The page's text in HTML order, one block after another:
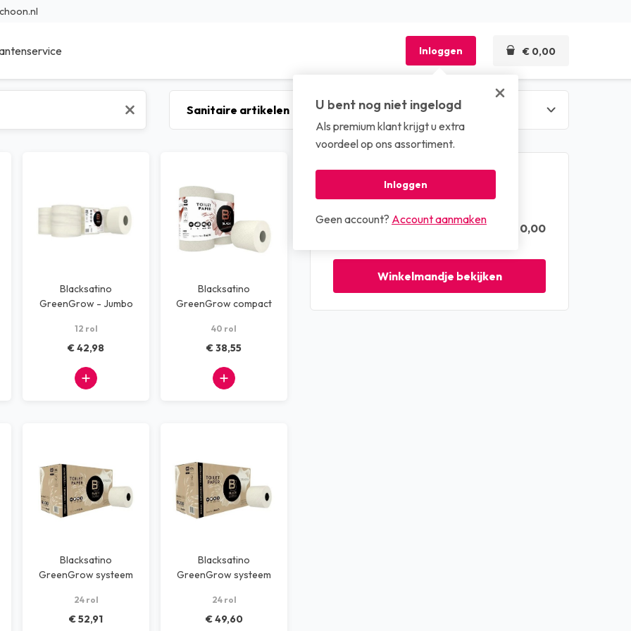
Sanitair reinigingsmiddelen
Specialistische reinigingsmiddelen
reinigingsmiddelen Voedings reinigingsmiddelen
reinigingsmiddelen Transport reinigingsmiddelen
middelen Waterbehandeling
Inloggen
U bent nog niet ingelogd
Als premium klant krijgt u extra
voordeel op ons assortiment.
Inloggen
Geen account? Account aanmaken
€ 0,00
Blacksatino
GreenGrow - Jumbo
180m
12 rol
€ 42,98
Blacksatino
GreenGrow compact
laags
40 rol
€ 38,55
Blacksatino
GreenGrow systeem
2laags 100m
24 rol
€ 52,91
Blacksatino
GreenGrow systeem
laags 70m
24 rol
€ 49,60
Winkelmandje
Totaal (excl. btw) € 0,00
Winkelmandje bekijken